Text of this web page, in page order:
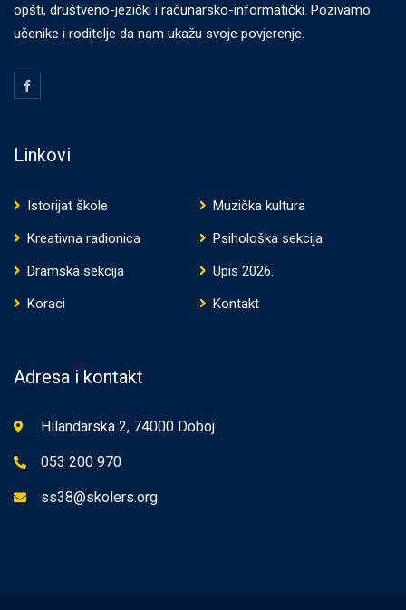
opšti, društveno-jezički i računarsko-informatički. Pozivamo
učenike i roditelje da nam ukažu svoje povjerenje.
Linkovi
Istorijat škole
Muzička kultura
Kreativna radionica
Psihološka sekcija
Dramska sekcija
Upis 2026.
Koraci
Kontakt
Adresa i kontakt
Hilandarska 2, 74000 Doboj
053 200 970
ss38@skolers.org